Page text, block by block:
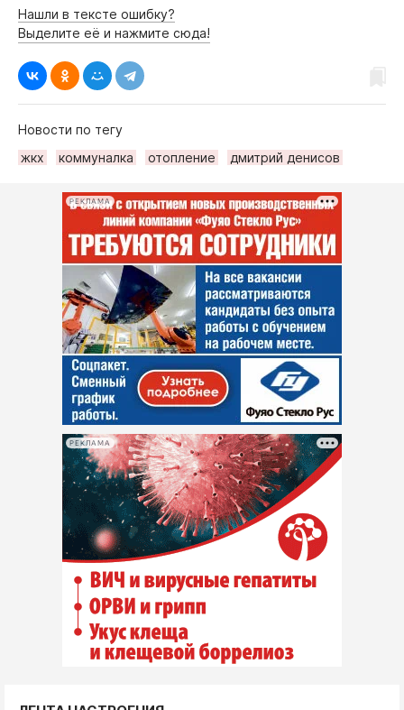
Нашли в тексте ошибку?
Выделите её и нажмите сюда!
Новости по тегу
жкх
коммуналка отопление дмитрий денисов
РЕКЛАМА
РЕКЛАМА